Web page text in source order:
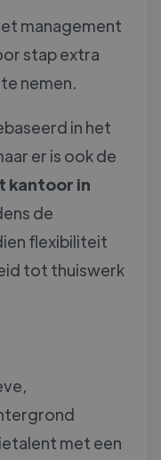
management
stap extra
nemen.
in het
er is ook de
kantoor in
de
flexibiliteit
tot thuiswerk
met een